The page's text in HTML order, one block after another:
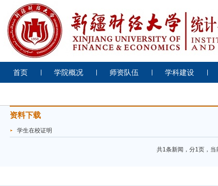
首页 学院概况 师资队伍 学科建设
资料下载
学生在校证明
共1条新闻，分1页，当